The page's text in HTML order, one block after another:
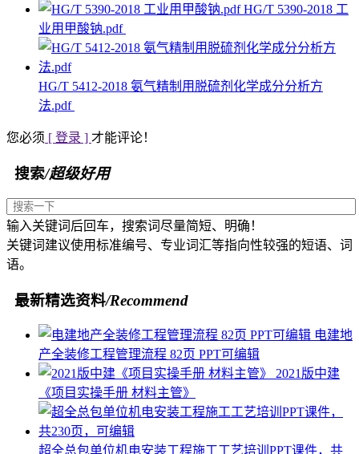
HG/T 5390-2018 工
业用甲酸钠.pdf
HG/T 5412-2018 氨气精制用脱硫剂化学成分分析方
法.pdf
您必须 [ 登录 ] 才能评论！
搜索/超级好用
输入关键词后回车，搜索词尽量简短、明确！
关键词建议使用标准编号、专业词汇等指向性较强的短语、词
语。
最新精选资料/Recommend
电建地
产全装修工程管理流程 82页 PPT可编辑
2021版中建
《项目实操手册 材料主管》
超全总包单位机电安装工程施工工艺培训PPT课件，共